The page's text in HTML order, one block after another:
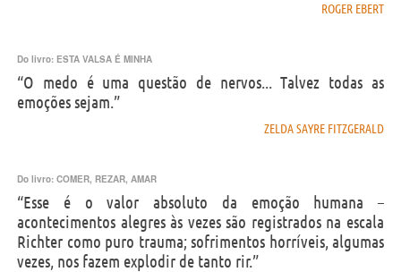
ROGER EBERT
Do livro: ESTA VALSA É MINHA
“O medo é uma questão de nervos... Talvez todas as
emoções sejam.”
ZELDA SAYRE FITZGERALD
Do livro: COMER, REZAR, AMAR
“Esse é o valor absoluto da emoção humana –
acontecimentos alegres às vezes são registrados na escala
Richter como puro trauma; sofrimentos horríveis, algumas
vezes, nos fazem explodir de tanto rir.”